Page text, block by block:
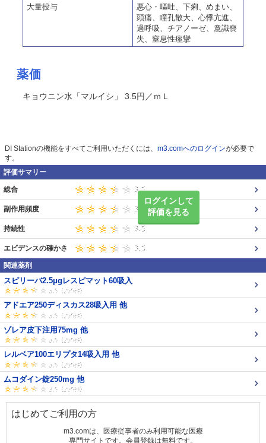
大量投与
悪心・嘔吐、下痢、めまい、
頭痛、瞳孔散大、心悸亢進、
過呼吸、チアノーゼ、意識喪
失、窒息性痙攣
薬価
キョウニン水「マルイシ」 3.5円／ｍＬ
DI Stationの機能をすべてご利用いただくには、 m3.comへのログインが必要で
す。
評価サマリー
ログインして
評価を見る
総合
副作用頻度
持続性
エビデンスの確かさ
関連薬剤
スピリーバ2.5μgレスピマット60吸入
アドエア250ディスカス28吸入用 他
ゾレア皮下注用75mg 他
レルベア100エリプタ14吸入用 他
ムコダイン錠250mg 他
はじめてご利用の方
m3.comは、医療従事者のみ利用可能な医療
専門サイトです。会員登録は無料です。